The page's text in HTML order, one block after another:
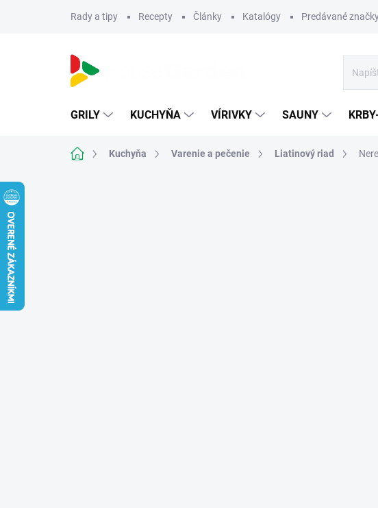
Rady a tipy Recepty Články Katalógy Predávané
GRILY KUCHYŇA VÍRIVKY SAUNY
DomovKuchyňa Varenie a pečenie Liatinový riad